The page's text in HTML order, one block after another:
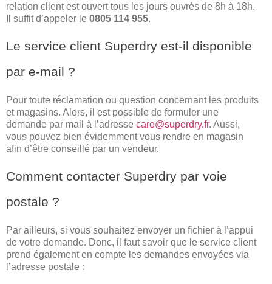
relation client est ouvert tous les jours ouvrés de 8h à 18h.
Il suffit d’appeler le 0805 114 955.
Le service client Superdry est-il disponible
par e-mail ?
Pour toute réclamation ou question concernant les produits
et magasins. Alors, il est possible de formuler une
demande par mail à l’adresse care@superdry.fr. Aussi,
vous pouvez bien évidemment vous rendre en magasin
afin d’être conseillé par un vendeur.
Comment contacter Superdry par voie
postale ?
Par ailleurs, si vous souhaitez envoyer un fichier à l’appui
de votre demande. Donc, il faut savoir que le service client
prend également en compte les demandes envoyées via
l’adresse postale :